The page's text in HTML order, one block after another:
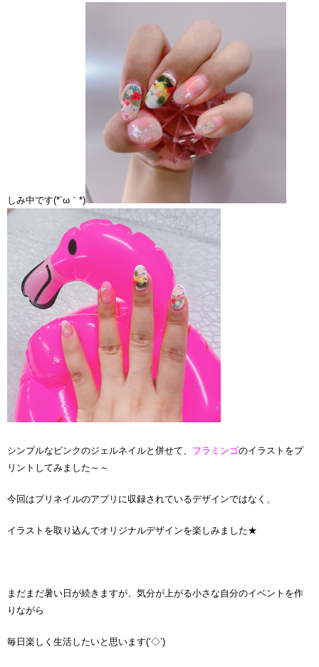
しみ中です(*´ω｀*)
シンプルなピンクのジェルネイルと併せて、 フラミンゴのイラストをプ
リントしてみました～～
今回はプリネイルのアプリに収録されているデザインではなく、
イラストを取り込んでオリジナルデザインを楽しみました★
まだまだ暑い日が続きますが、気分が上がる小さな自分のイベントを作
りながら
毎日楽しく生活したいと思います(‘◇’)ゞ